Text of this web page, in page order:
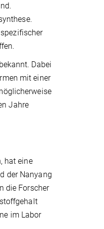
Dabei
mit einer
Jahre
hat eine
der Nanyang
die Forscher
im Labor